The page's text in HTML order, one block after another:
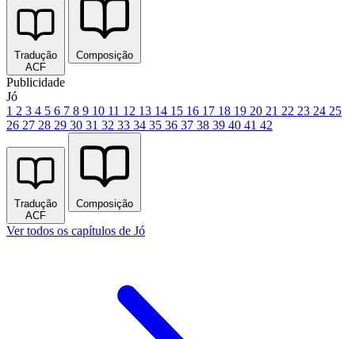
Tradução
ACF
Composição
Publicidade
Jó
1 2 3 4 5 6 7 8 9 10 11 12 13 14 15 16 17 18 19 20 21 22 23 24 25
26 27 28 29 30 31 32 33 34 35 36 37 38 39 40 41 42
Tradução
ACF
Composição
Ver todos os capítulos de Jó